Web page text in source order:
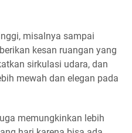
misalnya sampai
kesan ruangan yang
sirkulasi udara, dan
mewah dan elegan pada
memungkinkan lebih